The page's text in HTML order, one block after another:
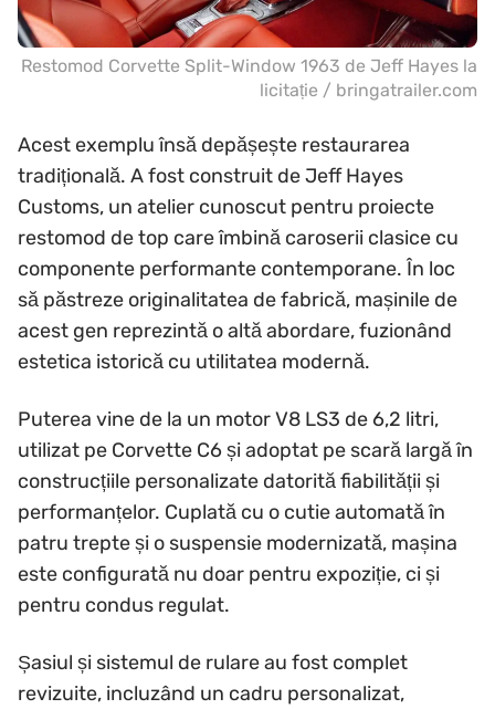
Restomod Corvette Split-Window 1963 de Jeff Hayes la
licitație / bringatrailer.com
Acest exemplu însă depășește restaurarea
tradițională. A fost construit de Jeff Hayes
Customs, un atelier cunoscut pentru proiecte
restomod de top care îmbină caroserii clasice cu
componente performante contemporane. În loc
să păstreze originalitatea de fabrică, mașinile de
acest gen reprezintă o altă abordare, fuzionând
estetica istorică cu utilitatea modernă.
Puterea vine de la un motor V8 LS3 de 6,2 litri,
utilizat pe Corvette C6 și adoptat pe scară largă în
construcțiile personalizate datorită fiabilității și
performanțelor. Cuplată cu o cutie automată în
patru trepte și o suspensie modernizată, mașina
este configurată nu doar pentru expoziție, ci și
pentru condus regulat.
Șasiul și sistemul de rulare au fost complet
revizuite, incluzând un cadru personalizat,